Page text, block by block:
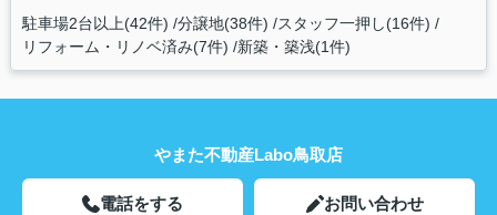
駐車場2台以上(42件) 分譲地(38件) スタッフ一押し(16件)
リフォーム・リノベ済み(7件) 新築・築浅(1件)
やまた不動産Labo鳥取店
電話をする お問い合わせ